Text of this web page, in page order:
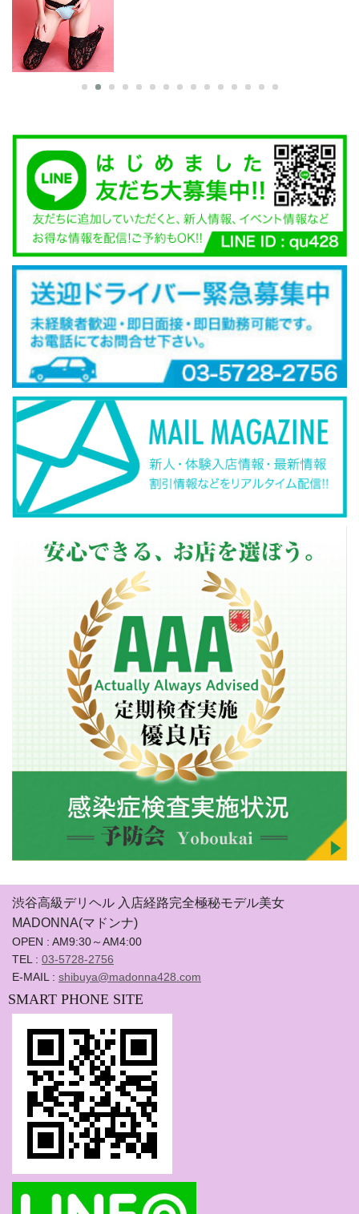
渋谷高級デリヘル 入店経路完全極秘モデル美女
MADONNA(マドンナ)
OPEN : AM9:30～AM4:00
TEL : 03-5728-2756
E-MAIL : shibuya@madonna428.com
SMART PHONE SITE